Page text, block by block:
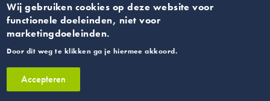
Wij gebruiken cookies op deze website voor
functionele doeleinden, niet voor
marketingdoeleinden.
Door dit weg te klikken ga je hiermee akkoord.
Accepteren